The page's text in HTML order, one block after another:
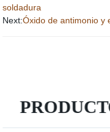
soldadura
Next:Óxido de antimonio y